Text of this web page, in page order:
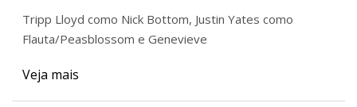
Tripp Lloyd como Nick Bottom, Justin Yates como
Flauta/Peasblossom e Genevieve
Veja mais